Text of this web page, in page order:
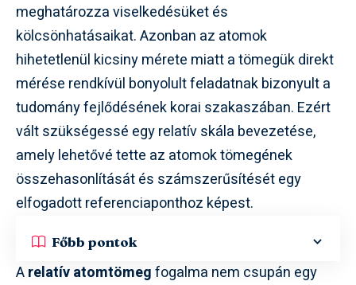
meghatározza viselkedésüket és
kölcsönhatásaikat. Azonban az atomok
hihetetlenül kicsiny mérete miatt a tömegük direkt
mérése rendkívül bonyolult feladatnak bizonyult a
tudomány fejlődésének korai szakaszában. Ezért
vált szükségessé egy relatív skála bevezetése,
amely lehetővé tette az atomok tömegének
összehasonlítását és számszerűsítését egy
elfogadott referenciaponthoz képest.
Főbb pontok
Arelatív atomtömegfogalma nem csupán egy